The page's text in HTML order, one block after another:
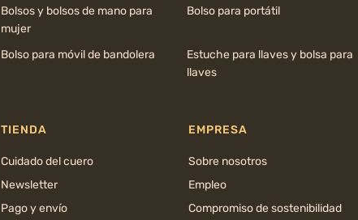
Bolsos y bolsos de mano para
mujer
Bolso para portátil
Bolso para móvil de bandolera
Estuche para llaves y bolsa para
llaves
TIENDA
Cuidado del cuero
Newsletter
Pago y envío
EMPRESA
Sobre nosotros
Empleo
Compromiso de sostenibilidad